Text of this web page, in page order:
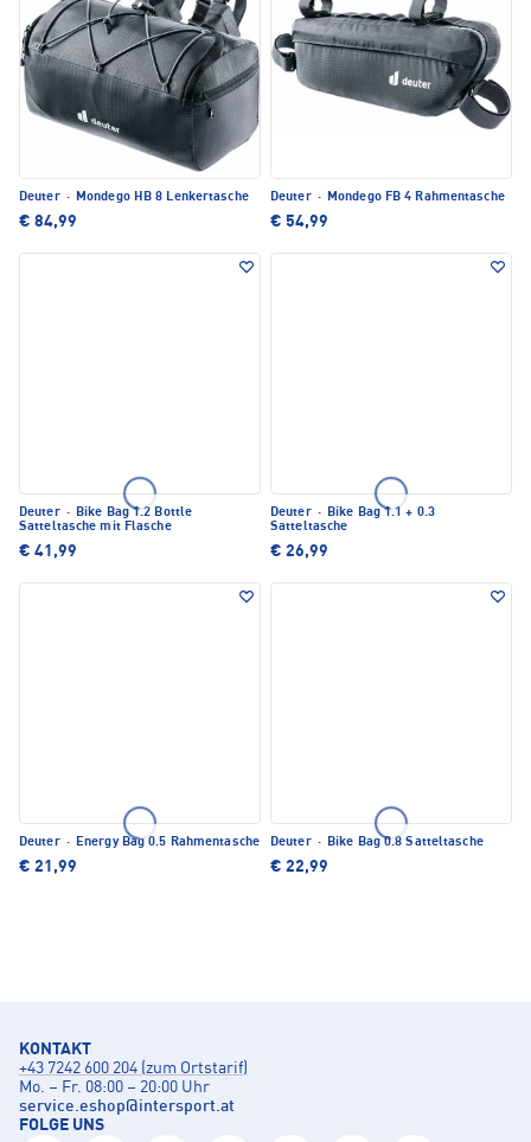
Deuter · Mondego HB 8 Lenkertasche
€ 84,99
Deuter · Mondego FB 4 Rahmentasche
€ 54,99
Deuter · Bike Bag 1.2 Bottle
Satteltasche mit Flasche
€ 41,99
Deuter · Bike Bag 1.1 + 0.3
Satteltasche
€ 26,99
Deuter · Energy Bag 0.5 Rahmentasche
€ 21,99
Deuter · Bike Bag 0.8 Satteltasche
€ 22,99
KONTAKT
+43 7242 600 204 (zum Ortstarif)
Mo. – Fr. 08:00 – 20:00 Uhr
service.eshop@intersport.at
FOLGE UNS